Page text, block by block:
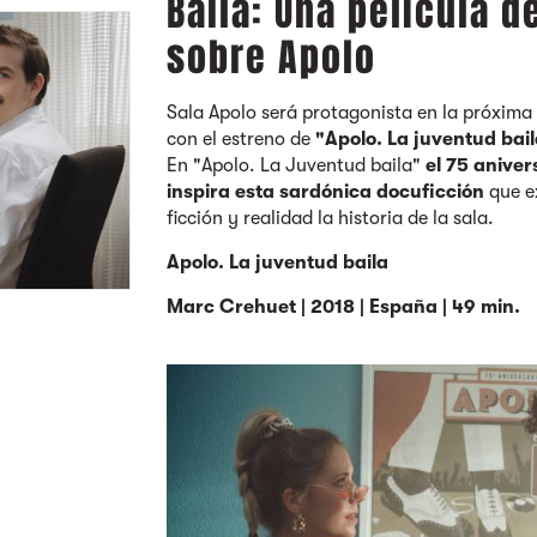
Baila: Una película
sobre Apolo
Sala Apolo será protagonista en la
con el estreno de"Apolo. La juventud
En "Apolo. La Juventud baila" el 75
inspira esta sardónica docuficción que
ficción y realidad la historia de la sala.
Apolo. La juventud baila
Marc Crehuet | 2018 | España | 49 min.